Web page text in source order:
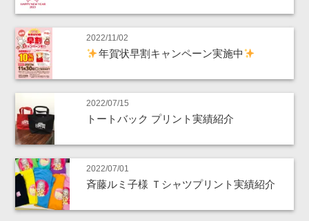
2022/11/02
年賀状早割キャンペーン実施中
2022/07/15
トートバック プリント実績紹介
2022/07/01
斉藤ルミ子様 Ｔシャツプリント実績紹介